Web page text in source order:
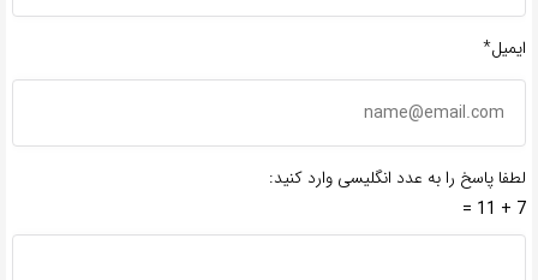
ایمیل*
لطفا پاسخ را به عدد انگلیسی وارد کنید:
7 + 11 =